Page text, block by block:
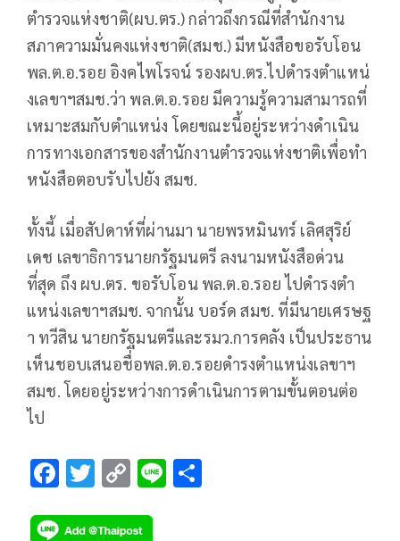
ตำรวจแห่งชาติ(ผบ.ตร.) กล่าวถึงกรณีที่สำนักงาน
สภาความมั่นคงแห่งชาติ(สมช.) มีหนังสือขอรับโอน
พล.ต.อ.รอย อิงคไพโรจน์ รองผบ.ตร.ไปดำรงตำแหน่
งเลขาฯสมช.ว่า พล.ต.อ.รอย มีความรู้ความสามารถที่
เหมาะสมกับตำแหน่ง โดยขณะนี้อยู่ระหว่างดำเนิน
การทางเอกสารของสำนักงานตำรวจแห่งชาติเพื่อทำ
หนังสือตอบรับไปยัง สมช.
ทั้งนี้ เมื่อสัปดาห์ที่ผ่านมา นายพรหมินทร์ เลิศสุริย์
เดช เลขาธิการนายกรัฐมนตรี ลงนามหนังสือด่วน
ที่สุด ถึง ผบ.ตร. ขอรับโอน พล.ต.อ.รอย ไปดำรงตำ
แหน่งเลขาฯสมช. จากนั้น บอร์ด สมช. ที่มีนายเศรษฐ
า ทวีสิน นายกรัฐมนตรีและรมว.การคลัง เป็นประธาน
เห็นชอบเสนอชื่อพล.ต.อ.รอยดำรงตำแหน่งเลขาฯ
สมช. โดยอยู่ระหว่างการดำเนินการตามขั้นตอนต่อ
ไป
F
e
T
tt
C
p
Li